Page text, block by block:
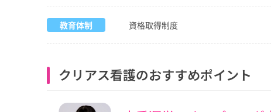
教育体制 資格取得制度
クリアス看護のおすすめポイント